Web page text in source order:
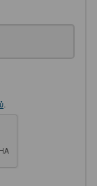
.